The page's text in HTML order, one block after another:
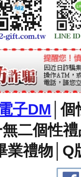
子DM │個
二個性禮
業禮物 Q